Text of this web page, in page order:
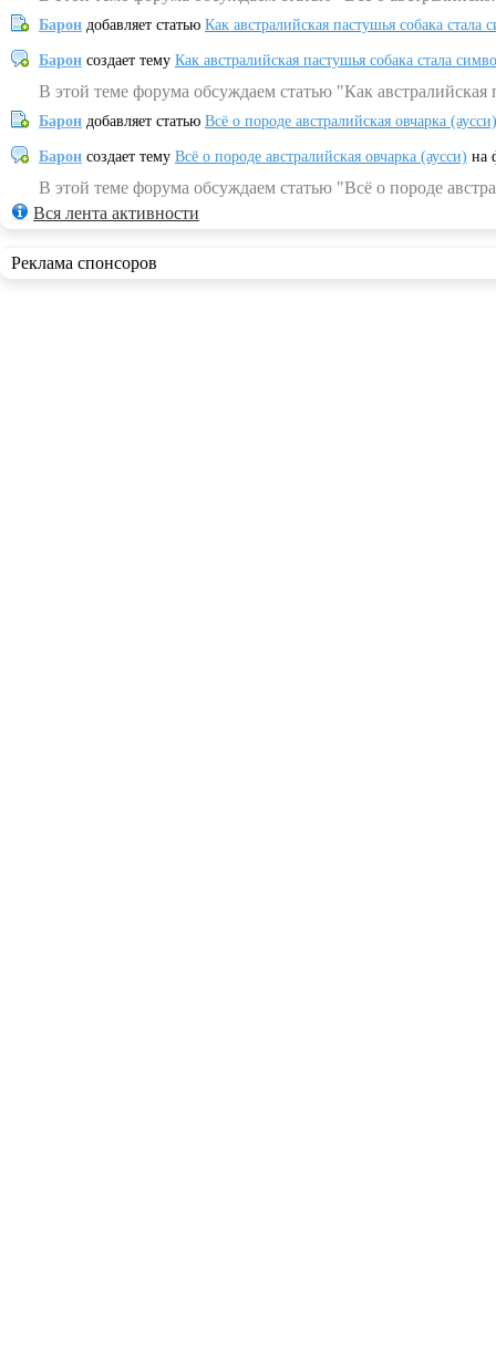
Барон добавляет статью Как австралийская пастушья собака
Барон создает тему Как австралийская пастушья собака стала
В этой теме форума обсуждаем статью "Как
Барон добавляет статью Всё о породе австралийская овчарка (аусси)
Барон создает тему Всё о породе австралийская овчарка (аусси) на
В этой теме форума обсуждаем статью "Всё о породе
Вся лента активности
Реклама спонсоров